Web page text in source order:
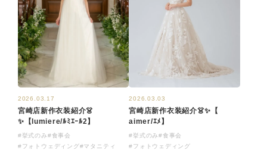
2026.03.17
宮崎店新作衣装紹介👗
✨【lumiere/ﾙﾐｴｰﾙ2​】
#挙式のみ#食事会
#フォトウェディング#マタニティ
2026.03.03
宮崎店新作衣装紹介👗✨【​
aimer/ｴﾒ】
#挙式のみ#食事会
#フォトウェディング